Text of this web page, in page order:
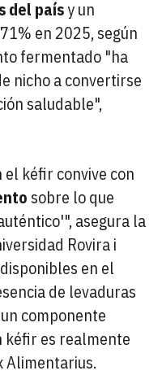
del paísy un
en 2025, según
fermentado "ha
nicho a convertirse
saludable",
kéfir convive con
sobre lo que
asegura la
Rovira i
en el
de levaduras
componente
kéfir es realmente
Alimentarius.